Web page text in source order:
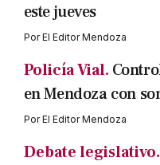
este jueves
PorEl Editor Mendoza
Policía Vial.
en Mendoza con
PorEl Editor Mendoza
Debate legislativo.